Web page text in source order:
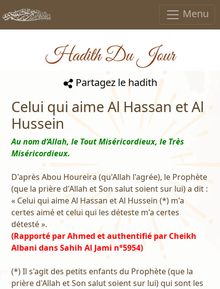
Menu
Hadith Du Jour
Partagez le hadith
Celui qui aime Al Hassan et Al
Hussein
Au nom d’Allah, le Tout Miséricordieux, le Très
Miséricordieux.
D'après Abou Houreira (qu'Allah l'agrée), le Prophète
(que la prière d'Allah et Son salut soient sur lui) a dit :
« Celui qui aime Al Hassan et Al Hussein (*) m'a
certes aimé et celui qui les déteste m'a certes
détesté ».
(Rapporté par Ahmed et authentifié par Cheikh
Albani dans Sahih Al Jami n°5954)
(*) Il s'agit des petits enfants du Prophète (que la
prière d'Allah et Son salut soient sur lui) qui sont les